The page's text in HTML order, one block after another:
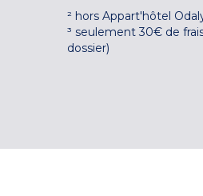
² hors Appart'hôtel
³ seulement 30€ de
dossier)